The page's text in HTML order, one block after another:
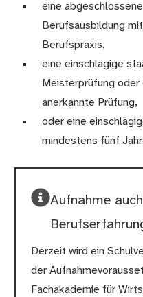
eine
Berufsausbildung
Berufspraxis,
eine einschlägige
Meisterprüfung
anerkannte Prüfung,
oder eine
mindestens fünf
Aufnahme
Derzeit wird ein
der
Fachakademie für